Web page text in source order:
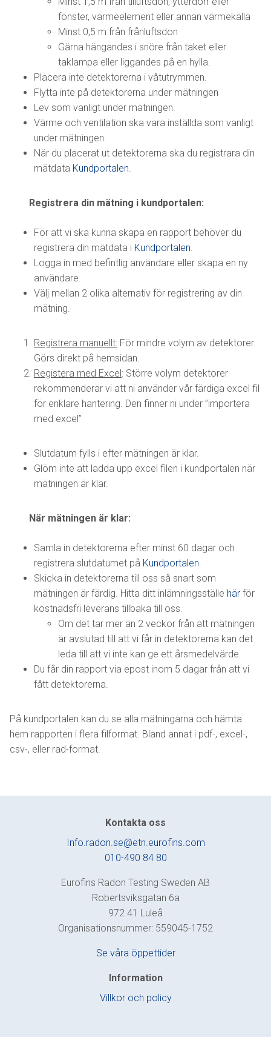
fönster, värmeelement eller annan värmekälla
Minst 0,5 m från frånluftsdon
Gärna hängandes i snöre från taket eller
taklampa eller liggandes på en hylla.
Placera inte detektorerna i våtutrymmen.
Flytta inte på detektorerna under mätningen
Lev som vanligt under mätningen.
Värme och ventilation ska vara inställda som vanligt
under mätningen.
När du placerat ut detektorerna ska du registrara din
mätdata Kundportalen.
Registrera din mätning i kundportalen:
För att vi ska kunna skapa en rapport behöver du
registrera din mätdata i Kundportalen.
Logga in med befintlig användare eller skapa en ny
användare.
Välj mellan 2 olika alternativ för registrering av din
mätning.
Registrera manuellt: För mindre volym av detektorer.
Görs direkt på hemsidan.
Registera med Excel: Större volym detektorer
rekommenderar vi att ni använder vår färdiga excel fil
för enklare hantering. Den finner ni under ”importera
med excel”
Slutdatum fylls i efter mätningen är klar.
Glöm inte att ladda upp excel filen i kundportalen när
mätningen är klar.
När mätningen är klar:
Samla in detektorerna efter minst 60 dagar och
registrera slutdatumet på Kundportalen.
Skicka in detektorerna till oss så snart som
mätningen är färdig. Hitta ditt inlämningsställe här för
kostnadsfri leverans tillbaka till oss.
Om det tar mer än 2 veckor från att mätningen
är avslutad till att vi får in detektorerna kan det
leda till att vi inte kan ge ett årsmedelvärde.
Du får din rapport via epost inom 5 dagar från att vi
fått detektorerna.
På kundportalen kan du se alla mätningarna och hämta
hem rapporten i flera filformat. Bland annat i pdf-, excel-,
csv-, eller rad-format.
Kontakta oss
Info.radon.se@etn.eurofins.com
010-490 84 80
Eurofins Radon Testing Sweden AB
Robertsviksgatan 6a
972 41 Luleå
Organisationsnummer: 559045-1752
Se våra öppettider
Information
Villkor och policy